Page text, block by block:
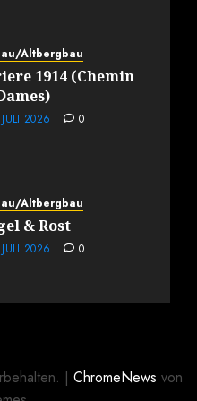
Altbergbau
1914 (Chemin
2026 0
Altbergbau
& Rost
2026 0
| ChromeNews von